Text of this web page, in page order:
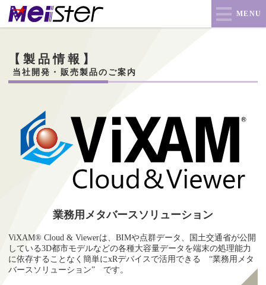
MENU
【製品情報】
当社開発・販売製品のご案内
業務用メタバースソリューション
ViXAM® Cloud & Viewerは、BIMや点群データ、国土交通省が公開
している3D都市モデルなどの各種大容量データを端末の処理能力
に依存することなく簡単にxRデバイスで活用できる “業務用メタ
バースソリューション” です。